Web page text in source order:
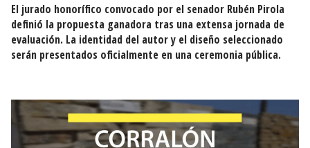
El jurado honorífico convocado por el senador Rubén Pirola
definió la propuesta ganadora tras una extensa jornada de
evaluación. La identidad del autor y el diseño seleccionado
serán presentados oficialmente en una ceremonia pública.